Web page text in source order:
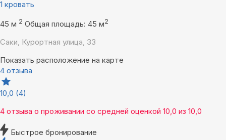
1 кровать
45 м 2 Общая площадь: 45 м2
Саки, Курортная улица, 33
Показать расположение на карте
4 отзыва
10,0 (4)
4 отзыва о проживании со средней оценкой 10,0 из 10,0
Быстрое бронирование